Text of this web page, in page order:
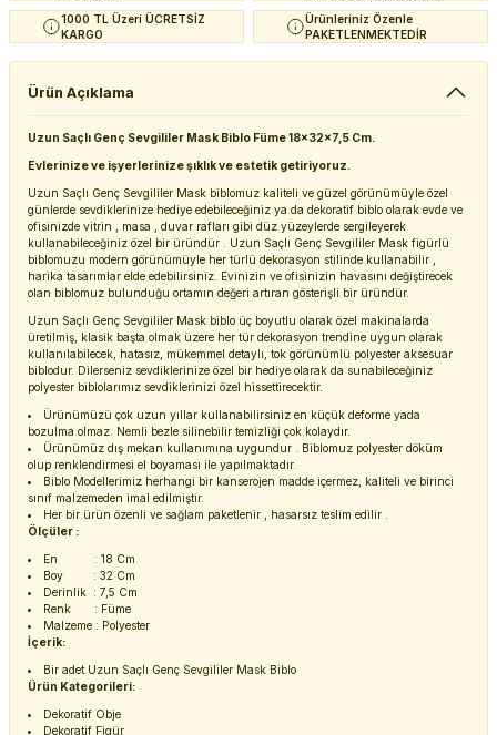
1000 TL Üzeri ÜCRETSİZ
KARGO
Ürünleriniz Özenle
PAKETLENMEKTEDİR
Ürün Açıklama
Uzun Saçlı Genç Sevgililer Mask Biblo Füme 18x32x7,5 Cm.
Evlerinize ve işyerlerinize şıklık ve estetik getiriyoruz.
Uzun Saçlı Genç Sevgililer Mask biblomuz kaliteli ve güzel görünümüyle özel
günlerde sevdiklerinize hediye edebileceğiniz ya da dekoratif biblo olarak evde ve
ofisinizde vitrin , masa , duvar rafları gibi düz yüzeylerde sergileyerek
kullanabileceğiniz özel bir üründür . Uzun Saçlı Genç Sevgililer Mask figürlü
biblomuzu modern görünümüyle her türlü dekorasyon stilinde kullanabilir ,
harika tasarımlar elde edebilirsiniz. Evinizin ve ofisinizin havasını değiştirecek
olan biblomuz bulunduğu ortamın değeri artıran gösterişli bir üründür.
Uzun Saçlı Genç Sevgililer Mask biblo üç boyutlu olarak özel makinalarda
üretilmiş, klasik başta olmak üzere her tür dekorasyon trendine uygun olarak
kullanılabilecek, hatasız, mükemmel detaylı, tok görünümlü polyester aksesuar
biblodur. Dilerseniz sevdiklerinize özel bir hediye olarak da sunabileceğiniz
polyester biblolarımız sevdiklerinizi özel hissettirecektir.
Ürünümüzü çok uzun yıllar kullanabilirsiniz en küçük deforme yada
bozulma olmaz. Nemli bezle silinebilir temizliği çok kolaydır.
Ürünümüz dış mekan kullanımına uygundur . Biblomuz polyester döküm
olup renklendirmesi el boyaması ile yapılmaktadır.
Biblo Modellerimiz herhangi bir kanserojen madde içermez, kaliteli ve birinci
sınıf malzemeden imal edilmiştir.
Her bir ürün özenli ve sağlam paketlenir , hasarsız teslim edilir .
Ölçüler :
En : 18 Cm
Boy : 32 Cm
Derinlik : 7,5 Cm
Renk : Füme
Malzeme : Polyester
İçerik:
Bir adet Uzun Saçlı Genç Sevgililer Mask Biblo
Ürün Kategorileri:
Dekoratif Obje
Dekoratif Figür